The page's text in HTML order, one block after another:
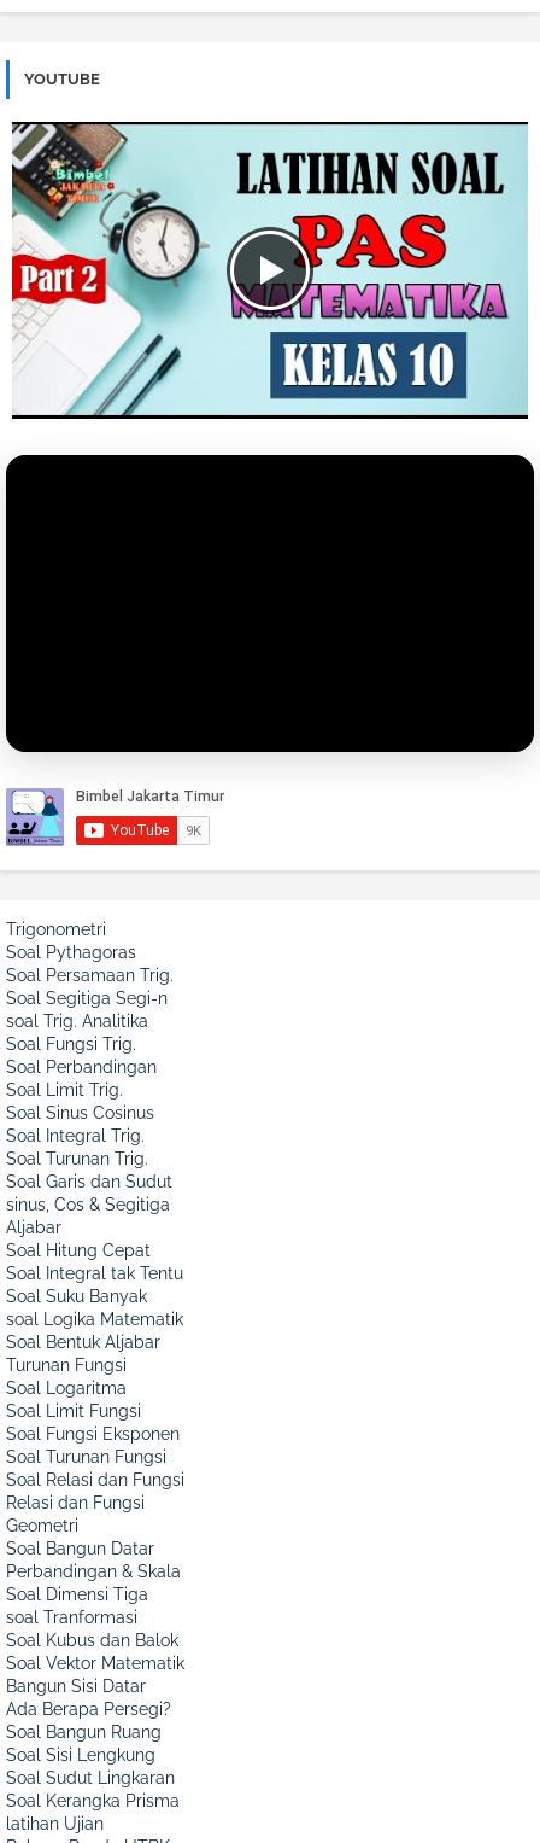
YOUTUBE
Trigonometri
Soal Pythagoras
Soal Persamaan Trig.
Soal Segitiga Segi-n
soal Trig. Analitika
Soal Fungsi Trig.
Soal Perbandingan
Soal Limit Trig.
Soal Sinus Cosinus
Soal Integral Trig.
Soal Turunan Trig.
Soal Garis dan Sudut
sinus, Cos & Segitiga
Aljabar
Soal Hitung Cepat
Soal Integral tak Tentu
Soal Suku Banyak
soal Logika Matematik
Soal Bentuk Aljabar
Turunan Fungsi
Soal Logaritma
Soal Limit Fungsi
Soal Fungsi Eksponen
Soal Turunan Fungsi
Soal Relasi dan Fungsi
Relasi dan Fungsi
Geometri
Soal Bangun Datar
Perbandingan & Skala
Soal Dimensi Tiga
soal Tranformasi
Soal Kubus dan Balok
Soal Vektor Matematik
Bangun Sisi Datar
Ada Berapa Persegi?
Soal Bangun Ruang
Soal Sisi Lengkung
Soal Sudut Lingkaran
Soal Kerangka Prisma
latihan Ujian